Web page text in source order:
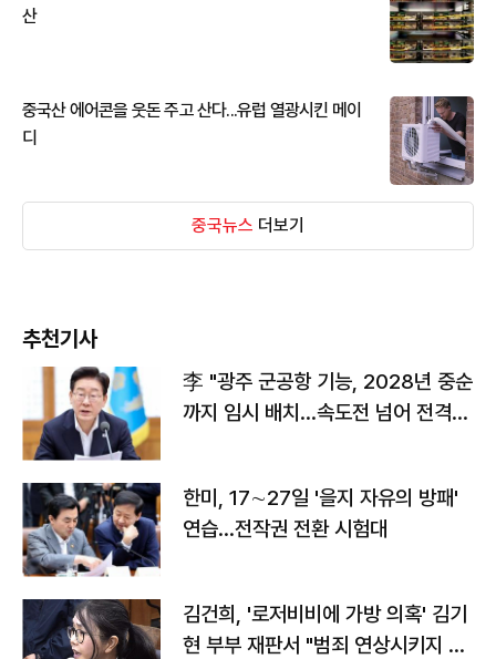
산
중국산 에어콘을 웃돈 주고 산다...유럽 열광시킨 메이
디
중국뉴스 더보기
추천기사
李 "광주 군공항 기능, 2028년 중순
까지 임시 배치…속도전 넘어 전격
한미, 17∼27일 '을지 자유의 방패'
연습…전작권 전환 시험대
김건희, '로저비비에 가방 의혹' 김기
현 부부 재판서 "범죄 연상시키지 말